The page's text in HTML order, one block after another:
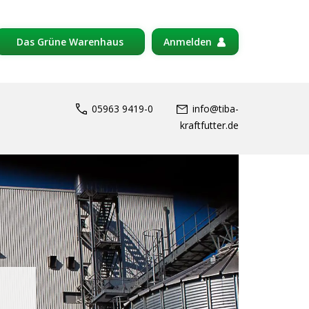
Das Grüne Warenhaus Anmelden
05963 9419-0
info@tiba-
kraftfutter.de